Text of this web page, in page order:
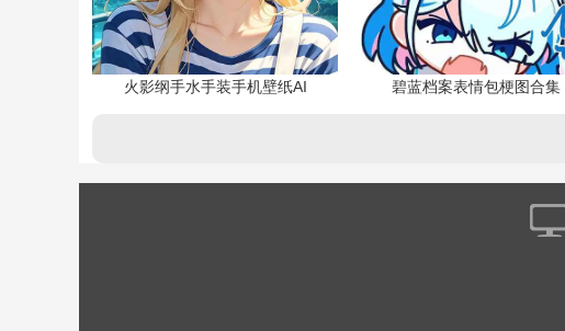
火影纲手水手装手机壁纸AI 碧蓝档案表情包梗图合集